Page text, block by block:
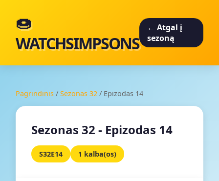
🍩
WATCHSIMPSONS
← Atgal į
sezoną
Pagrindinis / Sezonas 32 / Epizodas 14
Sezonas 32 - Epizodas 14
S32E14 1 kalba(os)